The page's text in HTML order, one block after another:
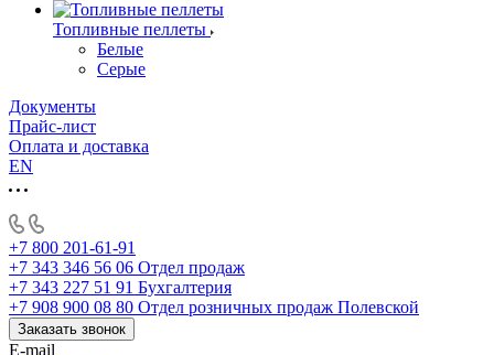
Топливные пеллеты
Белые
Серые
Документы
Прайс-лист
Оплата и доставка
EN
+7 800 201-61-91
+7 343 346 56 06 Отдел продаж
+7 343 227 51 91 Бухгалтерия
+7 908 900 08 80 Отдел розничных продаж Полевской
Заказать звонок
E-mail